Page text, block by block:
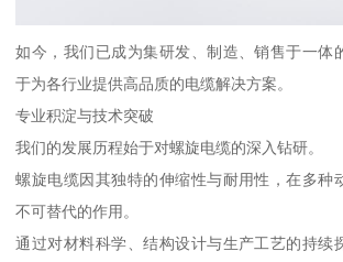
如今，我们已成为集研发、制造、销售于一体
于为各行业提供高品质的电缆解决方案。
专业积淀与技术突破
我们的发展历程始于对螺旋电缆的深入钻研。
螺旋电缆因其独特的伸缩性与耐用性，在多种
不可替代的作用。
通过对材料科学、结构设计与生产工艺的持续